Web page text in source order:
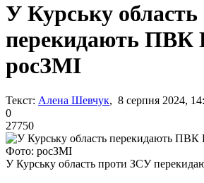
У Курську область
перекидають ПВК
росЗМІ
Текст: Алена Шевчук, 8 серпня 2024,
0
27750
Фото: росЗМІ
У Курську область проти ЗСУ